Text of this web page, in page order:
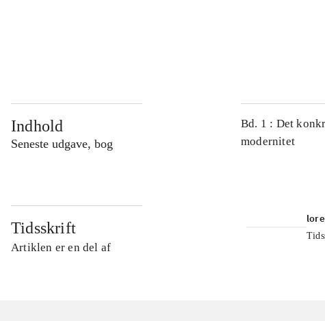
Indhold
Seneste udgave, bog
Bd. 1 : Det
modernitet
Tidsskrift
Artiklen er en del af